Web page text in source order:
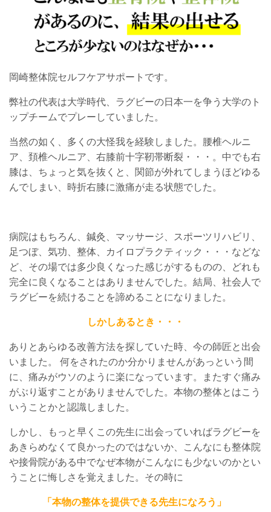
岡崎整体院セルフケアサポートです。
弊社の代表は大学時代、ラグビーの日本一を争う大学のト
ップチームでプレーしていました。
当然の如く、多くの大怪我を経験しました。腰椎ヘルニ
ア、頚椎ヘルニア、右膝前十字靭帯断裂・・・。中でも右
膝は、ちょっと気を抜くと、関節が外れてしまうほどゆる
んでしまい、時折右膝に激痛が走る状態でした。
病院はもちろん、鍼灸、マッサージ、スポーツリハビリ、
足つぼ、気功、整体、カイロプラクティック・・・などな
ど、その場では多少良くなった感じがするものの、どれも
完全に良くなることはありませんでした。結局、社会人で
ラグビーを続けることを諦めることになりました。
しかしあるとき・・・
ありとあらゆる改善方法を探していた時、今の師匠と出会
いました。 何をされたのか分かりませんがあっという間
に、痛みがウソのように楽になっています。またすぐ痛み
がぶり返すことがありませんでした。本物の整体とはこう
いうことかと認識しました。
しかし、もっと早くこの先生に出会っていればラグビーを
あきらめなくて良かったのではないか、こんなにも整体院
や接骨院がある中でなぜ本物がこんなにも少ないのかとい
うことに悔しさを覚えました。その時に
「本物の整体を提供できる先生になろう」